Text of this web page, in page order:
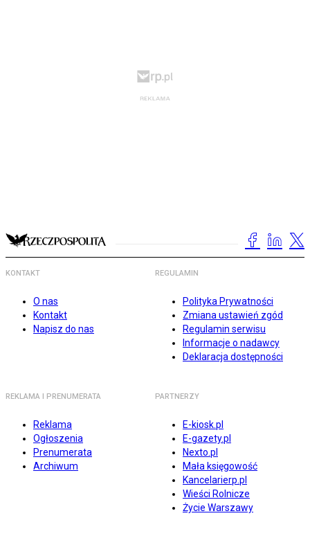
KONTAKT
O nas
Kontakt
Napisz do nas
REGULAMIN
Polityka Prywatności
Zmiana ustawień zgód
Regulamin serwisu
Informacje o nadawcy
Deklaracja dostępności
REKLAMA I PRENUMERATA
Reklama
Ogłoszenia
Prenumerata
Archiwum
PARTNERZY
E-kiosk.pl
E-gazety.pl
Nexto.pl
Mała księgowość
Kancelarierp.pl
Wieści Rolnicze
Życie Warszawy